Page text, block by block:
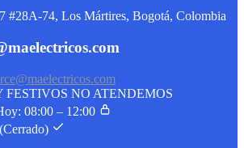
#28A-74, Los Mártires, Bogotá, Colombia
FESTIVOS NO ATENDEMOS
08:00 – 12:00
(Cerrado)